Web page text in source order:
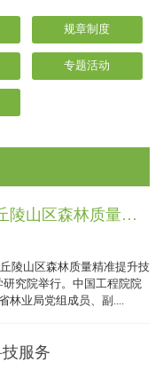
规章制度
专题活动
江苏省林业科技活动周暨“江苏丘陵山区森林质量精准提升技术集成与示范”项目启动会在省林科院举行
陵山区森林质量精准提升技
究院举行。中国工程院院
林业局党组成员、副....
服务